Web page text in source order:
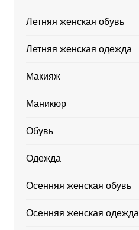
Летняя женская обувь
Летняя женская одежда
Макияж
Маникюр
Обувь
Одежда
Осенняя женская обувь
Осенняя женская одежда